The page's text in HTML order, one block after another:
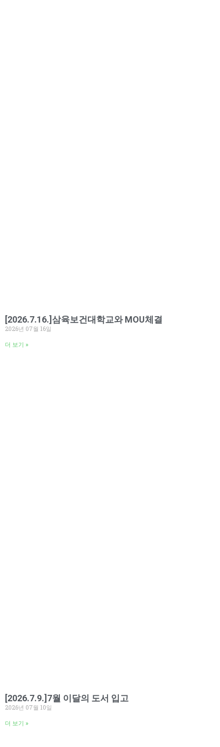
[2026.7.16.]삼육보건대학교와 MOU체결
2026년 07월 16일
더 보기 »
[2026.7.9.]7월 이달의 도서 입고
2026년 07월 10일
더 보기 »